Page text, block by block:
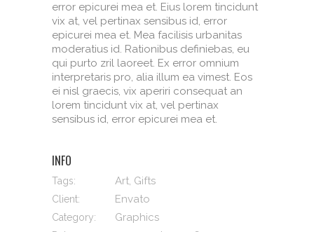
error epicurei mea et. Eius lorem tincidunt
vix at, vel pertinax sensibus id, error
epicurei mea et. Mea facilisis urbanitas
moderatius id. Rationibus definiebas, eu
qui purto zril laoreet. Ex error omnium
interpretaris pro, alia illum ea vimest. Eos
ei nisl graecis, vix aperiri consequat an
lorem tincidunt vix at, vel pertinax
sensibus id, error epicurei mea et.
INFO
Tags: Art, Gifts
Client: Envato
Category: Graphics